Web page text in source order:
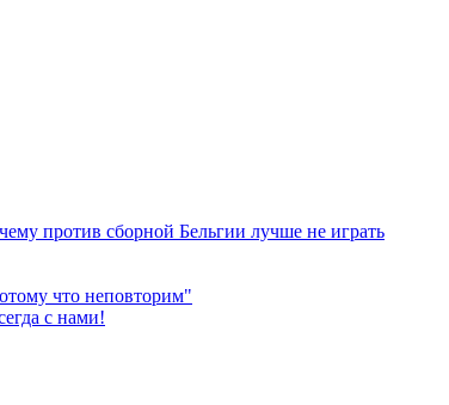
против сборной Бельгии лучше не играть
что неповторим"
с нами!